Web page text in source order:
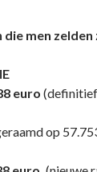
men zelden
euro
op